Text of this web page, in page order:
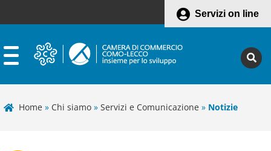
Servizi on line
Home » Chi siamo » Servizi e Comunicazione » Notizie